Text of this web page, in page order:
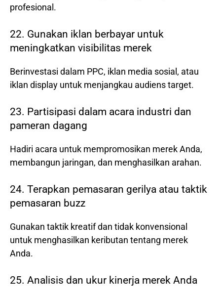
profesional.
22. Gunakan iklan berbayar untuk
meningkatkan visibilitas merek
Berinvestasi dalam PPC, iklan media sosial, atau
iklan display untuk menjangkau audiens target.
23. Partisipasi dalam acara industri dan
pameran dagang
Hadiri acara untuk mempromosikan merek Anda,
membangun jaringan, dan menghasilkan arahan.
24. Terapkan pemasaran gerilya atau taktik
pemasaran buzz
Gunakan taktik kreatif dan tidak konvensional
untuk menghasilkan keributan tentang merek
Anda.
25. Analisis dan ukur kinerja merek Anda